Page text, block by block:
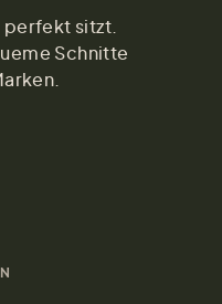
perfekt sitzt.
Schnitte